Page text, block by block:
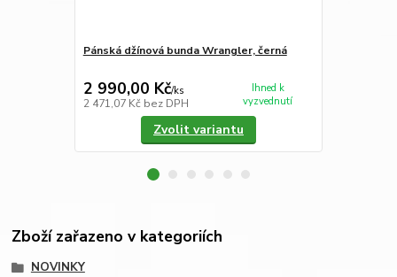
Pánská džínová bunda Wrangler, černá
2 990,00 Kč/ks
2 471,07 Kč bez DPH
Ihned k
vyzvednutí
Zvolit variantu
Zboží zařazeno v kategoriích
NOVINKY